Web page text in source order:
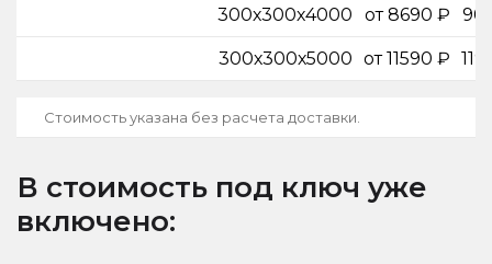
300х300х4000 от 8690 ₽
300х300х5000 от 11590 ₽
Стоимость указана без расчета доставки.
В стоимость под ключ уже
включено: